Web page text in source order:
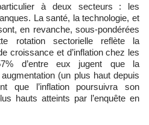
à deux secteurs : les
La santé, la technologie, et
en revanche, sous-pondérées
rotation sectorielle reflète la
croissance et d’inflation chez les
d’entre eux jugent que la
(un plus haut depuis
que l’inflation poursuivra son
hauts atteints par l’enquête en